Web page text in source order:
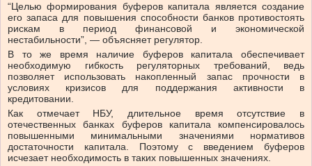
“Целью формирования буферов капитала является создание
его запаса для повышения способности банков противостоять
рискам в период финансовой и экономической
нестабильности”, — объясняет регулятор.
В то же время наличие буферов капитала обеспечивает
необходимую гибкость регуляторных требований, ведь
позволяет использовать накопленный запас прочности в
условиях кризисов для поддержания активности в
кредитовании.
Как отмечает НБУ, длительное время отсутствие в
отечественных банках буферов капитала компенсировалось
повышенными минимальными значениями нормативов
достаточности капитала. Поэтому с введением буферов
исчезает необходимость в таких повышенных значениях.